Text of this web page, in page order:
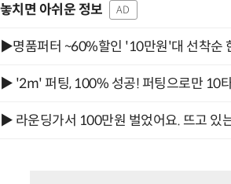
놓치면 아쉬운 정보 AD
▶명품퍼터 ~60%할인 '10만원'대 선착순
▶ '2m' 퍼팅, 100% 성공! 퍼팅으로만 10
▶ 라운딩가서 100만원 벌었어요. 뜨고 있